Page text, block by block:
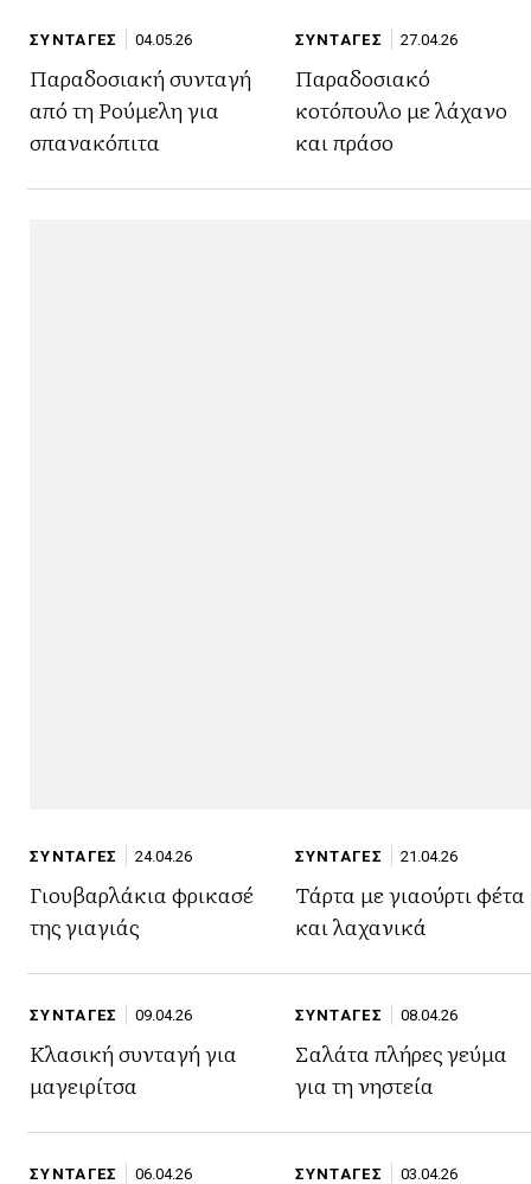
ΣΥΝΤΑΓΕΣ 04.05.26
Παραδοσιακή συνταγή
από τη Ρούμελη για
σπανακόπιτα
ΣΥΝΤΑΓΕΣ 27.04.26
Παραδοσιακό
κοτόπουλο με λάχανο
και πράσο
ΣΥΝΤΑΓΕΣ 24.04.26
Γιουβαρλάκια φρικασέ
της γιαγιάς
ΣΥΝΤΑΓΕΣ 21.04.26
Τάρτα με γιαούρτι φέτα
και λαχανικά
ΣΥΝΤΑΓΕΣ 09.04.26
Κλασική συνταγή για
μαγειρίτσα
ΣΥΝΤΑΓΕΣ 08.04.26
Σαλάτα πλήρες γεύμα
για τη νηστεία
ΣΥΝΤΑΓΕΣ 06.04.26 ΣΥΝΤΑΓΕΣ 03.04.26